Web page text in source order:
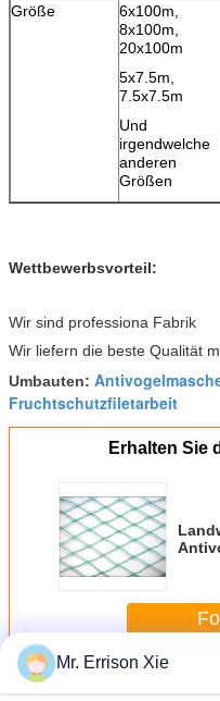
Größe
6x100m,
8x100m,
20x100m
5x7.5m,
7.5x7.5m
Und
irgendwelche
anderen
Größen
Wettbewerbsvorteil:
Wir sind professiona Fabrik
Wir liefern die beste Qualität
Umbauten:
Fruchtschutzfiletarbeit
Erhalten Sie
Mehr
Mr. Errison Xie